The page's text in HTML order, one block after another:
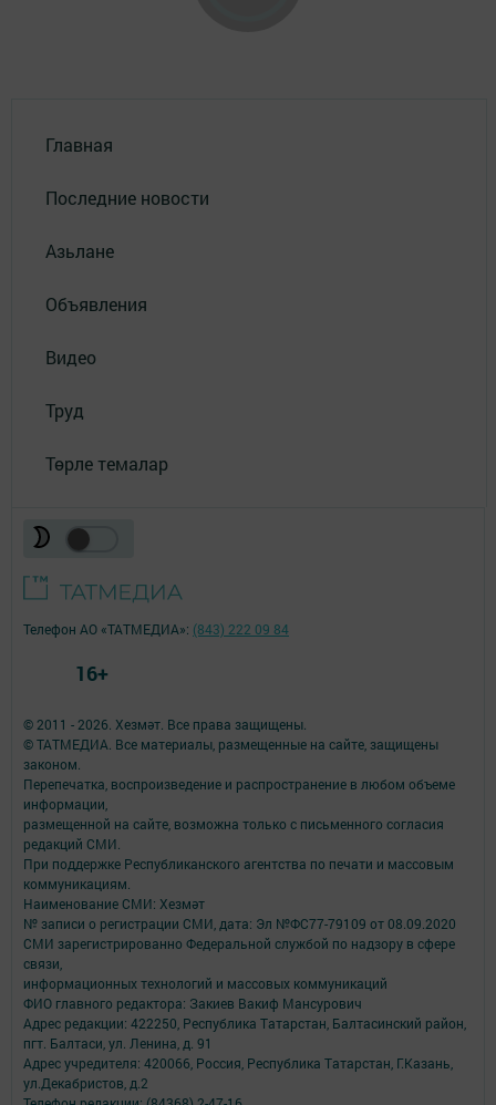
Главная
Последние новости
Азьлане
Объявления
Видео
Труд
Төрле темалар
© 2011 - 2026. Хезмәт. Все права защищены.
© ТАТМЕДИА. Все материалы, размещенные на сайте, защищены
законом.
Перепечатка, воспроизведение и распространение в любом объеме
информации,
размещенной на сайте, возможна только с письменного согласия
редакций СМИ.
При поддержке Республиканского агентства по печати и массовым
коммуникациям.
Наименование СМИ: Хезмәт
№ записи о регистрации СМИ, дата: Эл №ФС77-79109 от 08.09.2020
СМИ зарегистрированно Федеральной службой по надзору в сфере
связи,
информационных технологий и массовых коммуникаций
ФИО главного редактора: Закиев Вакиф Мансурович
Адрес редакции: 422250, Республика Татарстан, Балтасинский район,
пгт. Балтаси, ул. Ленина, д. 91
Адрес учредителя: 420066, Россия, Республика Татарстан, Г.Казань,
ул.Декабристов, д.2
Телефон АО «ТАТМЕДИА»: (843) 222 09 84
16+